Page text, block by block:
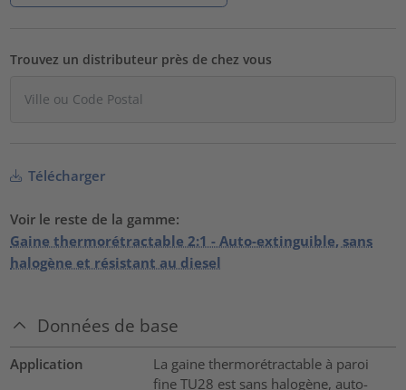
Trouvez un distributeur près de chez vous
Télécharger
Voir le reste de la gamme:
Gaine thermorétractable 2:1 - Auto-extinguible, sans
halogène et résistant au diesel
Données de base
Application
La gaine thermorétractable à paroi
fine TU28 est sans halogène, auto-